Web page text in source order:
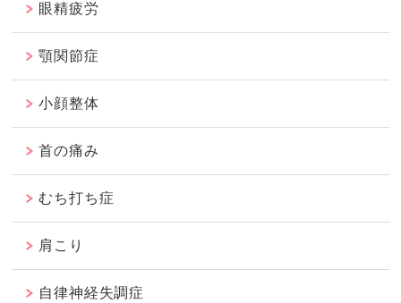
眼精疲労
顎関節症
小顔整体
首の痛み
むち打ち症
肩こり
自律神経失調症